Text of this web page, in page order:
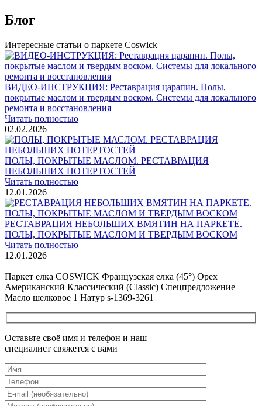
Блог
Интересные статьи о паркете Coswick
ВИДЕО-ИНСТРУКЦИЯ: Реставрация царапин. Полы,
покрытые маслом и твердым воском. Системы для локального
ремонта и восстановления
Читать полностью
02.02.2026
ПОЛЫ, ПОКРЫТЫЕ МАСЛОМ. РЕСТАВРАЦИЯ
НЕБОЛЬШИХ ПОТЕРТОСТЕЙ
Читать полностью
12.01.2026
РЕСТАВРАЦИЯ НЕБОЛЬШИХ ВМЯТИН НА ПАРКЕТЕ.
ПОЛЫ, ПОКРЫТЫЕ МАСЛОМ И ТВЕРДЫМ ВОСКОМ
Читать полностью
12.01.2026
Паркет елка COSWICK Французская елка (45°) Орех
Американский Классический (Classic) Спецпредложение
Масло шелковое 1 Натур s-1369-3261
Оставьте своё имя и телефон и наш
специалист свяжется с вами